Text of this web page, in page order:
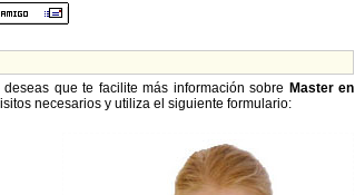
deseas que te facilite más información sobre Master en
necesarios y utiliza el siguiente formulario: